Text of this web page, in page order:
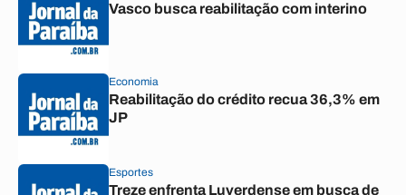
Vasco busca reabilitação com interino
Economia
Reabilitação do crédito recua 36,3% em
JP
Esportes
Treze enfrenta Luverdense em busca de